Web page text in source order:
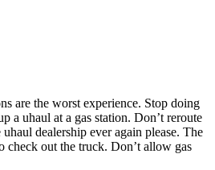
are the worst experience. Stop doing
a uhaul at a gas station. Don’t reroute
dealership ever again please. The
check out the truck. Don’t allow gas